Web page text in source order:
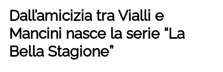
Dall’amicizia tra Vialli e
Mancini nasce la serie “La
Bella Stagione”